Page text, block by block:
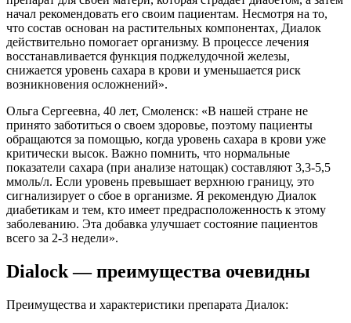
начал рекомендовать его своим пациентам. Несмотря на то,
что состав основан на растительных компонентах, Диалок
действительно помогает организму. В процессе лечения
восстанавливается функция поджелудочной железы,
снижается уровень сахара в крови и уменьшается риск
возникновения осложнений».
Ольга Сергеевна, 40 лет, Смоленск: «В нашей стране не
принято заботиться о своем здоровье, поэтому пациенты
обращаются за помощью, когда уровень сахара в крови уже
критически высок. Важно помнить, что нормальные
показатели сахара (при анализе натощак) составляют 3,3-5,5
ммоль/л. Если уровень превышает верхнюю границу, это
сигнализирует о сбое в организме. Я рекомендую Диалок
диабетикам и тем, кто имеет предрасположенность к этому
заболеванию. Эта добавка улучшает состояние пациентов
всего за 2-3 недели».
Dialock — преимущества очевидны
Преимущества и характеристики препарата Диалок: